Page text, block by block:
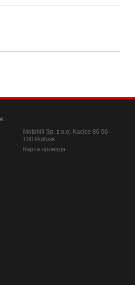
Motohill Sp. z o.o. Kacice 86 06-
100 Pułtusk
Карта проезда